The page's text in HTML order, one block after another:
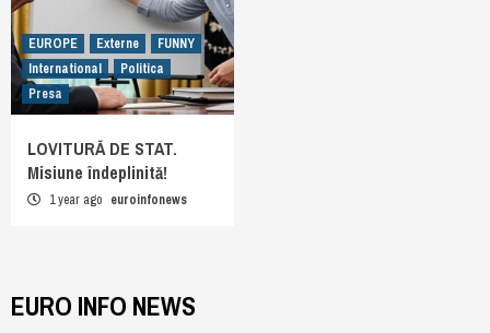
EUROPE Externe
FUNNY
International
Politica
Presa
LOVITURĂ DE STAT.
Misiune îndeplinită!
1 year ago euroinfonews
EURO INFO NEWS